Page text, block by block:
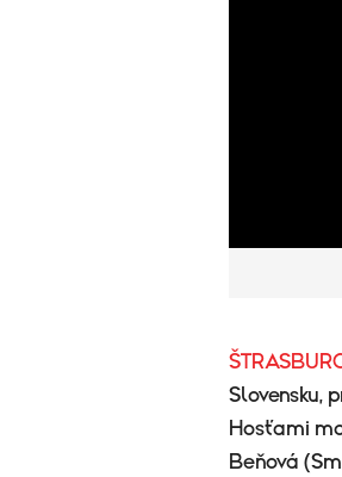
Slovensku,
Hosťami
Beňová